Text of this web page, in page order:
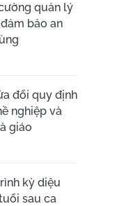
quản lý
bảo an
đổi quy định
nghiệp và
giáo
kỳ diệu
sau ca